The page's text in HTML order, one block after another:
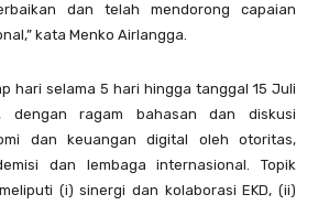
dan telah mendorong capaian
kata Menko Airlangga.
hari selama 5 hari hingga tanggal 15 Juli
dengan ragam bahasan dan diskusi
dan keuangan digital oleh otoritas,
dan lembaga internasional. Topik
(i) sinergi dan kolaborasi EKD, (ii)